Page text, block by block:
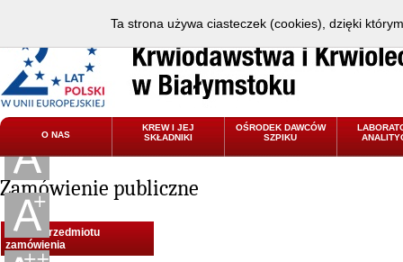
O NAS
KREW I JEJ
SKŁADNIKI
OŚRODEK DAWCÓW
SZPIKU
Zamówienie publiczne
Nazwa przedmiotu
zamówienia
Ta strona używa ciasteczek (cookies), dzięki